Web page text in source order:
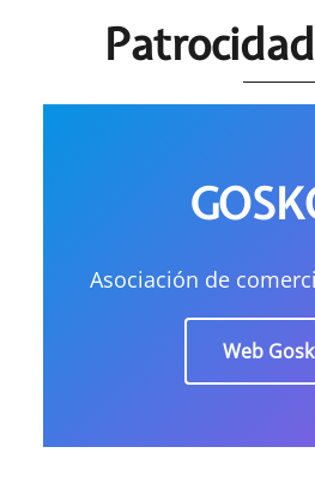
Asociación de
Web